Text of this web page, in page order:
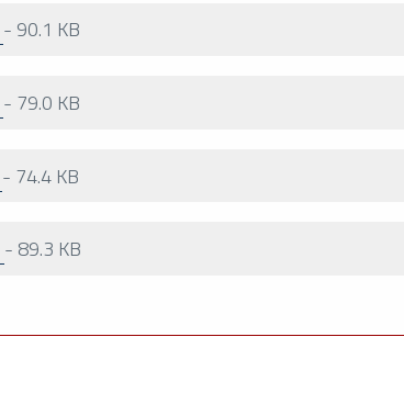
- 90.1 KB
- 79.0 KB
- 74.4 KB
- 89.3 KB